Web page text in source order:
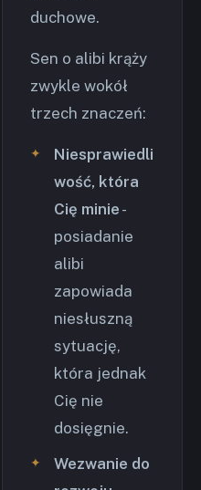
duchowe.
Sen o alibi krąży
zwykle wokół
trzech znaczeń:
Niesprawiedli
wość, która
Cię minie -
posiadanie
alibi
zapowiada
niesłuszną
sytuację,
która jednak
Cię nie
dosięgnie.
Wezwanie do